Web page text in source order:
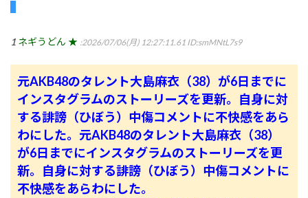
1 ネギうどん ★ :2026/07/06(月) 12:27:11.61 ID:smMNtL7s9
元AKB48のタレント大島麻衣（38）が6日までに
インスタグラムのストーリーズを更新。自身に対
する誹謗（ひぼう）中傷コメントに不快感をあら
わにした。 元AKB48のタレント大島麻衣（38）
が6日までにインスタグラムのストーリーズを更
新。自身に対する誹謗（ひぼう）中傷コメントに
不快感をあらわにした。